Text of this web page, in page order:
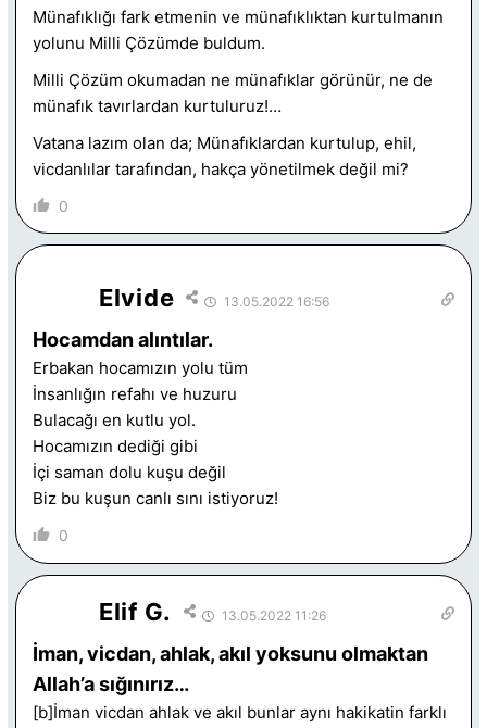
Münafıklığı fark etmenin ve münafıklıktan kurtulmanın
yolunu Milli Çözümde buldum.
Milli Çözüm okumadan ne münafıklar görünür, ne de
münafık tavırlardan kurtuluruz!…
Vatana lazım olan da; Münafıklardan kurtulup, ehil,
vicdanlılar tarafından, hakça yönetilmek değil mi?
0
Elvide 13.05.2022 16:56
Hocamdan alıntılar.
Erbakan hocamızın yolu tüm
İnsanlığın refahı ve huzuru
Bulacağı en kutlu yol.
Hocamızın dediği gibi
İçi saman dolu kuşu değil
Biz bu kuşun canlı sını istiyoruz!
0
Elif G. 13.05.2022 11:26
İman, vicdan, ahlak, akıl yoksunu olmaktan
Allah’a sığınırız…
[b]İman vicdan ahlak ve akıl bunlar aynı hakikatin farklı